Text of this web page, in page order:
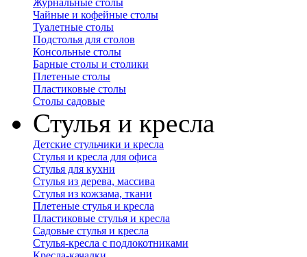
Журнальные столы
Чайные и кофейные столы
Туалетные столы
Подстолья для столов
Консольные столы
Барные столы и столики
Плетеные столы
Пластиковые столы
Столы садовые
Стулья и кресла
Детские стульчики и кресла
Стулья и кресла для офиса
Стулья для кухни
Стулья из дерева, массива
Стулья из кожзама, ткани
Плетеные стулья и кресла
Пластиковые стулья и кресла
Садовые стулья и кресла
Стулья-кресла с подлокотниками